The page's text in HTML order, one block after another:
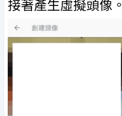
接著產生虛擬頭像。